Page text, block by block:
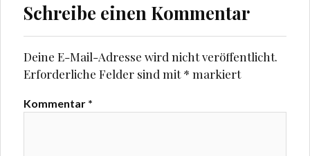
Schreibe einen Kommentar
Deine E-Mail-Adresse wird nicht veröffentlicht.
Erforderliche Felder sind mit* markiert
Kommentar *